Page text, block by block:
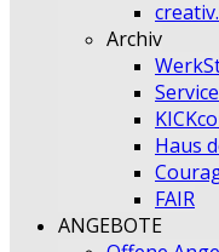
Archiv
Haus
FAIR
ANGEBOTE